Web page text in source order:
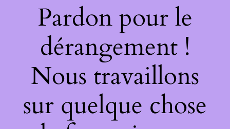
Pardon pour le
dérangement !
Nous travaillons
sur quelque chose